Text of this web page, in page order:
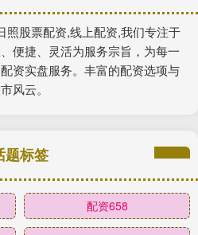
照股票配资,线上配资,我们专注于
便捷、灵活为服务宗旨，为每一
资实盘服务。丰富的配资选项与
风云。
题标签
配资658